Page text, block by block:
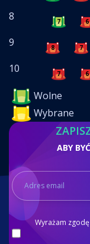
8 7 6
9 8 7
10 7 6
Wolne
Wybrane
ABY
Wyrażam zgodę na przetwarzanie moich danych osobowych w